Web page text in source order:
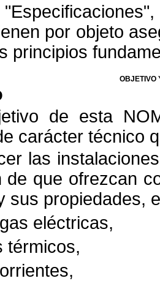
"Especificaciones",
por objeto
principios
OBJETIVO
de esta
carácter técnico
las
de que ofrezcan
sus propiedades,
eléctricas,
térmicos,